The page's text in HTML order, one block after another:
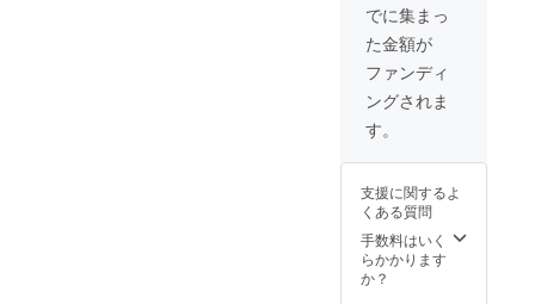
でに集まっ
た金額が
ファンディ
ングされま
す。
支援に関するよ
くある質問
手数料はいく
らかかります
か？